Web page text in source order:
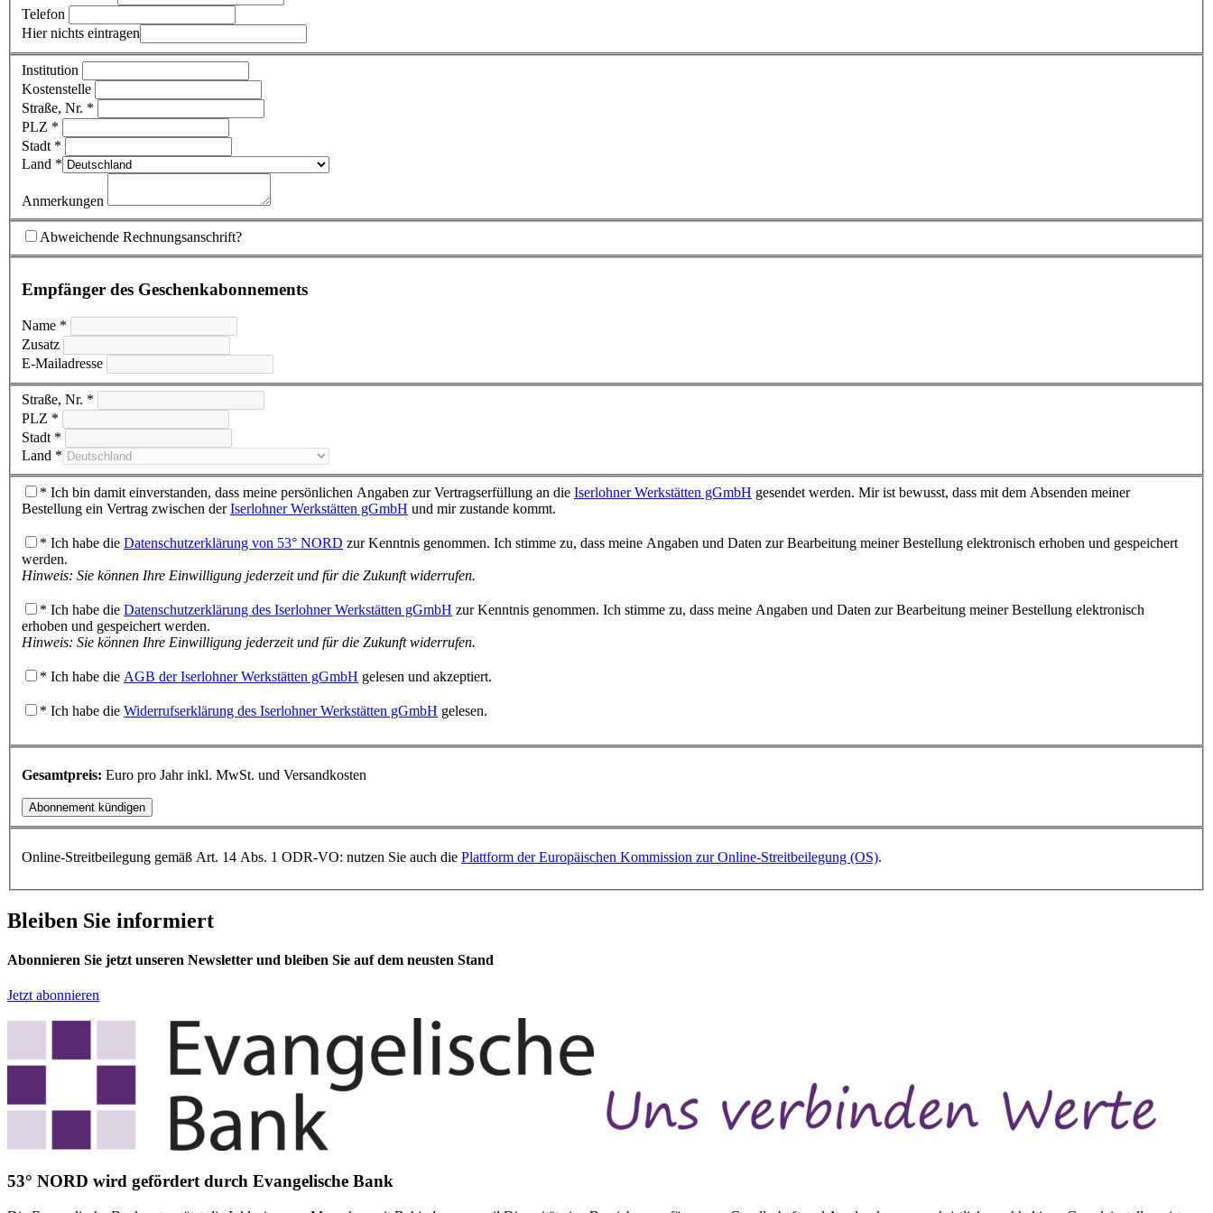
Telefon
Hier nichts eintragen
Institution
Kostenstelle
Straße, Nr. *
PLZ *
Stadt *
Land *
Anmerkungen
Abweichende Rechnungsanschrift?
Empfänger des Geschenkabonnements
Name *
Zusatz
E-Mailadresse
Straße, Nr. *
PLZ *
Stadt *
Land *
* Ich bin damit einverstanden, dass meine persönlichen Angaben zur Vertragserfüllung an die Iserlohner Werkstätten gGmbH gesendet werden. Mir ist bewusst, dass mit dem Absenden meiner
Bestellung ein Vertrag zwischen derIserlohner Werkstätten gGmbH und mir zustande kommt.
* Ich habe die Datenschutzerklärung von 53° NORD zur Kenntnis genommen. Ich stimme zu, dass meine Angaben und Daten zur Bearbeitung meiner Bestellung elektronisch erhoben und gespeichert
werden.
Hinweis: Sie können Ihre Einwilligung jederzeit und für die Zukunft widerrufen.
* Ich habe die Datenschutzerklärung des Iserlohner Werkstätten gGmbH zur Kenntnis genommen. Ich stimme zu, dass meine Angaben und Daten zur Bearbeitung meiner Bestellung elektronisch
erhoben und gespeichert werden.
Hinweis: Sie können Ihre Einwilligung jederzeit und für die Zukunft widerrufen.
* Ich habe die AGB der Iserlohner Werkstätten gGmbH gelesen und akzeptiert.
* Ich habe die Widerrufserklärung des Iserlohner Werkstätten gGmbH gelesen.
Gesamtpreis: Euro pro Jahr inkl. MwSt. und Versandkosten
Online-Streitbeilegung gemäß Art. 14 Abs. 1 ODR-VO: nutzen Sie auch die Plattform der Europäischen Kommission zur Online-Streitbeilegung (OS).
Bleiben Sie informiert
Abonnieren Sie jetzt unseren Newsletter und bleiben Sie auf dem neusten Stand
Jetzt abonnieren
53° NORD wird gefördert durch Evangelische Bank